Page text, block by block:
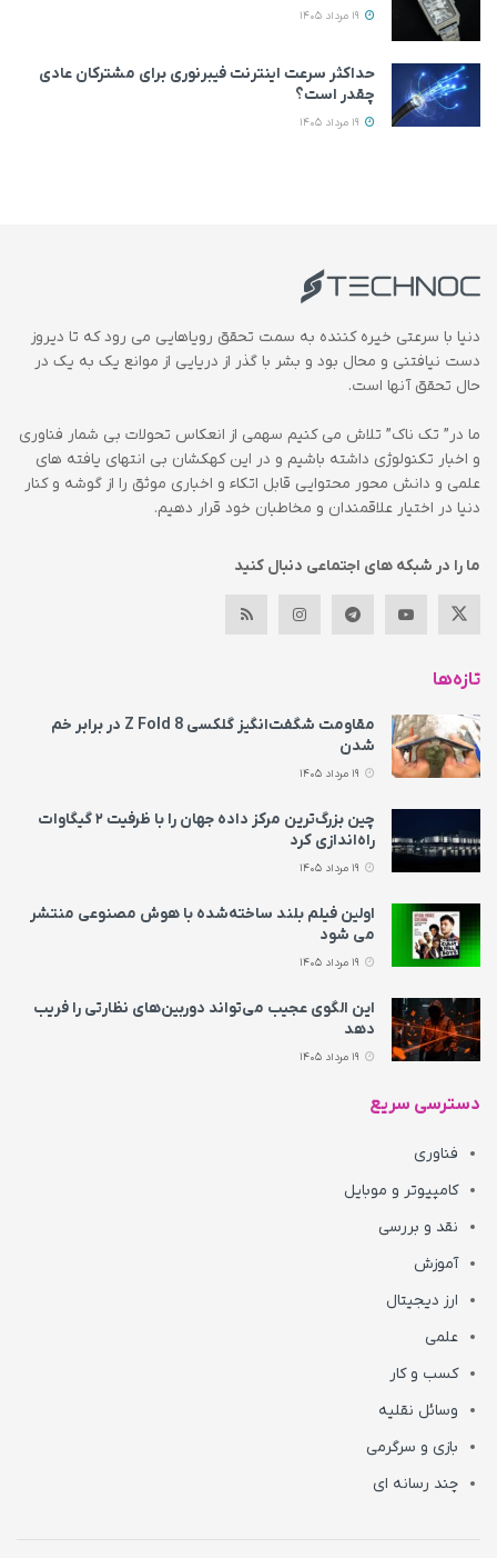
حداکثر سرعت اینترنت فیبرنوری برای مشترکان عادی
چقدر است؟
دنیا با سرعتی خیره کننده به سمت تحقق رویاهایی می رود که تا دیروز
دست نیافتنی و محال بود و بشر با گذر از دریایی از موانع یک به یک در
حال تحقق آنها است.
ما در” تک ناک” تلاش می کنیم سهمی از انعکاس تحولات بی شمار فناوری
و اخبار تکنولوژی داشته باشیم و در این کهکشان بی انتهای یافته های
علمی و دانش محور محتوایی قابل اتکاء و اخباری موثق را از گوشه و کنار
دنیا در اختیار علاقمندان و مخاطبان خود قرار دهیم.
ما را در شبکه های اجتماعی دنبال کنید
تازه‌ها
مقاومت شگفت‌انگیز گلکسی Z Fold 8 در برابر خم
شدن
چین بزرگ‌ترین مرکز داده جهان را با ظرفیت ۲ گیگاوات
راه‌اندازی کرد
اولین فیلم بلند ساخته‌شده با هوش مصنوعی منتشر
می‌ شود
این الگوی عجیب می‌تواند دوربین‌های نظارتی را فریب
دهد
دسترسی سریع
فناوری
کامپیوتر و موبایل
نقد و بررسی
آموزش
ارز دیجیتال
علمی
کسب و کار
وسائل نقلیه
بازی و سرگرمی
چند رسانه ای